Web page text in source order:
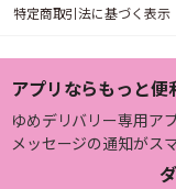
特定商取引法に基づく表示
アプリならもっと便
ゆめデリバリー専用ア
メッセージの通知がス